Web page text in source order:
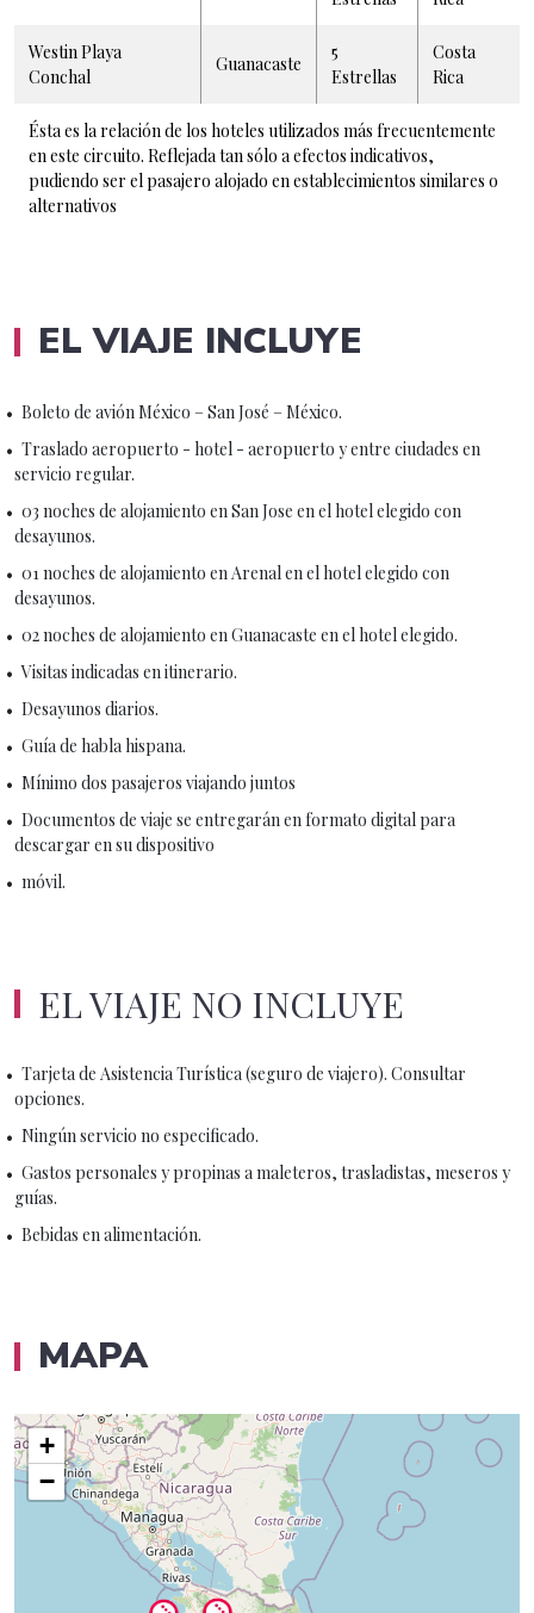
Westin Playa
Conchal
Guanacaste
5
Estrellas
Costa
Rica
Ésta es la relación de los hoteles utilizados más frecuentemente
en este circuito. Reflejada tan sólo a efectos indicativos,
pudiendo ser el pasajero alojado en establecimientos similares o
alternativos
EL VIAJE INCLUYE
Boleto de avión México – San José – México.
Traslado aeropuerto - hotel - aeropuerto y entre ciudades en
servicio regular.
03 noches de alojamiento en San Jose en el hotel elegido con
desayunos.
01 noches de alojamiento en Arenal en el hotel elegido con
desayunos.
02 noches de alojamiento en Guanacaste en el hotel elegido.
Visitas indicadas en itinerario.
Desayunos diarios.
Guía de habla hispana.
Mínimo dos pasajeros viajando juntos
Documentos de viaje se entregarán en formato digital para
descargar en su dispositivo
móvil.
EL VIAJE NO INCLUYE
Tarjeta de Asistencia Turística (seguro de viajero). Consultar
opciones.
Ningún servicio no especificado.
Gastos personales y propinas a maleteros, trasladistas, meseros y
guías.
Bebidas en alimentación.
MAPA
+
−